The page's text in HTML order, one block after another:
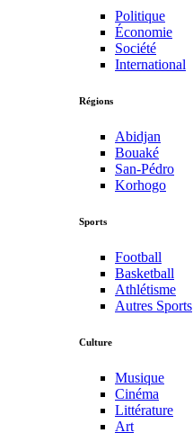
Politique
Économie
Société
International
Régions
Abidjan
Bouaké
San-Pédro
Korhogo
Sports
Football
Basketball
Athlétisme
Autres Sports
Culture
Musique
Cinéma
Littérature
Art